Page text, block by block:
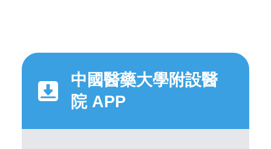
中國醫藥大學附設醫
院 APP